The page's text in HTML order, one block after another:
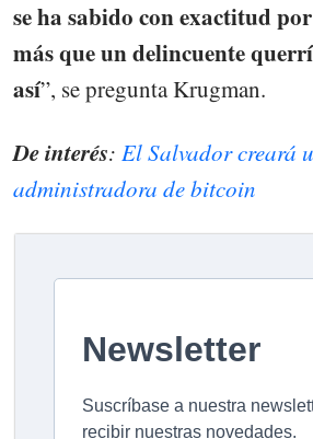
se ha sabido con exactitud
más que un delincuente
así”, se pregunta Krugman.
De interés: El Salvador creará
administradora de bitcoin